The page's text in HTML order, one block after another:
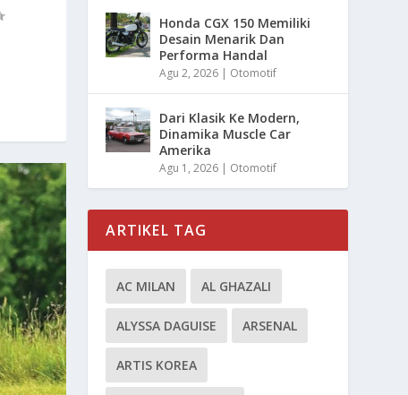
Honda CGX 150 Memiliki
Desain Menarik Dan
Performa Handal
Agu 2, 2026 | Otomotif
Dari Klasik Ke Modern,
Dinamika Muscle Car
Amerika
Agu 1, 2026 | Otomotif
ARTIKEL TAG
AC MILAN AL GHAZALI
ALYSSA DAGUISE ARSENAL
ARTIS KOREA